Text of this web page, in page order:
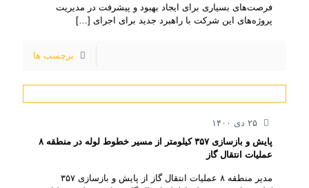
فرصت‌های بسیاری برای ایجاد بهبود و پیشرفت در مدیریت
پروژه‌های این شرکت با راهبرد جدید برای اجرای […]
برچسب ها
۲۵ دی ۱۴۰۰
پایش و بازسازی ۳۵۷ کیلومتر از مسیر خطوط لوله در منطقه ۸
عملیات انتقال گاز
مدیر منطقه ۸ عملیات انتقال گاز از پایش و بازسازی ۳۵۷